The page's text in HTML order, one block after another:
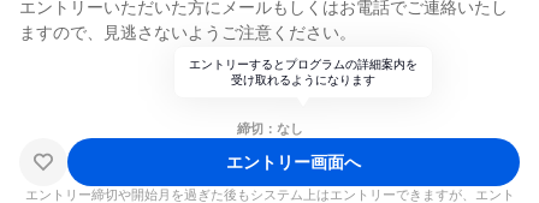
エントリーいただいた方にメールもしくはお電話でご連絡いたし
ますので、見逃さないようご注意ください。
エントリーするとプログラムの詳細案内を
受け取れるようになります
締切：なし
エントリー画面へ
エントリー締切や開始月を過ぎた後もシステム上はエントリーできますが、エント